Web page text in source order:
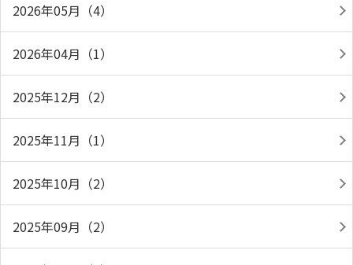
2026年05月（4）
2026年04月（1）
2025年12月（2）
2025年11月（1）
2025年10月（2）
2025年09月（2）